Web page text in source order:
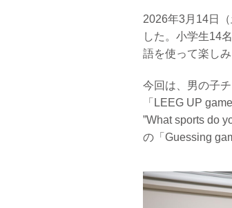
2026年3月14日
した。小学生14
語を使って楽しみ
今回は、男の子
「LEEG UP
”What sports do
の「Guessing